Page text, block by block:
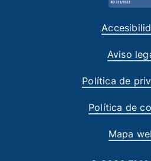
Aviso
Política de
Política de
Mapa